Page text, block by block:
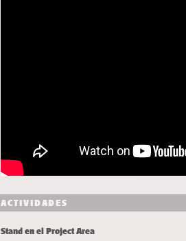
ACTIVIDADES
Stand en el Project Area